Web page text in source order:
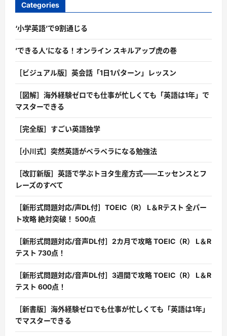
Categories
‘小学英語’で9割通じる
’できる人’になる！オンライン スキルアップ虎の巻
［ビジュアル版］英会話「1日1パターン」レッスン
［図解］海外経験ゼロでも仕事が忙しくても「英語は1年」で
マスターできる
［完全版］すごい英語独学
［小川式］突然英語がペラペラになる勉強法
［改訂新版］英語で学ぶトヨタ生産方式――エッセンスとフ
レーズのすべて
［新形式問題対応/声DL付］TOEIC（R） L＆Rテスト 全パー
ト攻略 絶対突破！ 500点
［新形式問題対応/音声DL付］2カ月で攻略 TOEIC（R） L＆R
テスト 730点！
［新形式問題対応/音声DL付］3週間で攻略 TOEIC（R） L＆R
テスト 600点！
［新書版］海外経験ゼロでも仕事が忙しくても「英語は1年」
でマスターできる